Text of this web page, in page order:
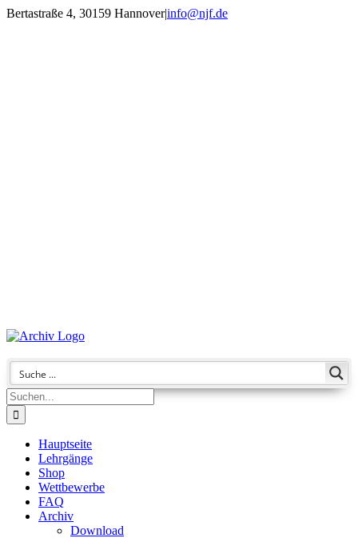
Zum
Bertastraße 4, 30159 Hannover|info@njf.de
Suche
nach:
Hauptseite
Lehrgänge
Shop
Wettbewerbe
FAQ
Archiv
Download